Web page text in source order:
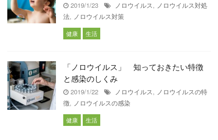
2019/1/23 ノロウイルス, ノロウイルス対処
法, ノロウイルス対策
健康 生活
「ノロウイルス」 知っておきたい特徴
と感染のしくみ
2019/1/22 ノロウイルス, ノロウイルスの特
徴, ノロウイルスの感染
健康 生活